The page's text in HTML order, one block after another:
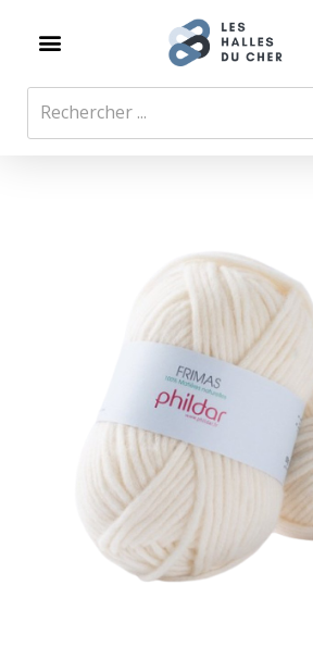
SE CONNECTER
Se souvenir de moi
Se Connecter
Mot de passe oublié ?